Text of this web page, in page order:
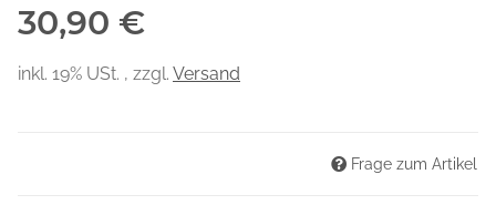
30,90 €
inkl. 19% USt. , zzgl. Versand
Frage zum Artikel